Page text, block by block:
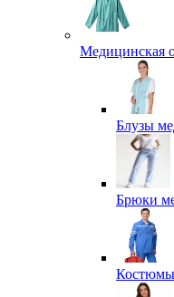
Медицинская
Блузы
Брюки
Костюмы